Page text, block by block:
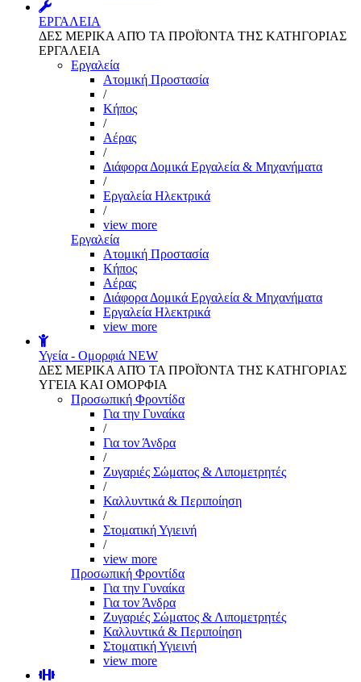
ΕΡΓΑΛΕΙΑ
ΔΕΣ ΜΕΡΙΚΑ ΑΠΌ ΤΑ ΠΡΟΪΌΝΤΑ ΤΗΣ ΚΑΤΗΓΟΡΙΑΣ
ΕΡΓΑΛΕΙΑ
Εργαλεία
Aτομική Προστασία
/
Kήπος
/
Αέρας
/
Διάφορα Δομικά Εργαλεία & Μηχανήματα
/
Εργαλεία Ηλεκτρικά
/
view more
Εργαλεία
Aτομική Προστασία
Kήπος
Αέρας
Διάφορα Δομικά Εργαλεία & Μηχανήματα
Εργαλεία Ηλεκτρικά
view more
Υγεία - Ομορφιά NEW
ΔΕΣ ΜΕΡΙΚΑ ΑΠΌ ΤΑ ΠΡΟΪΌΝΤΑ ΤΗΣ ΚΑΤΗΓΟΡΙΑΣ
ΥΓΕΙΑ ΚΑΙ ΟΜΟΡΦΙΑ
Προσωπική Φροντίδα
Για την Γυναίκα
/
Για τον Άνδρα
/
Ζυγαριές Σώματος & Λιπομετρητές
/
Καλλυντικά & Περιποίηση
/
Στοματική Υγιεινή
/
view more
Προσωπική Φροντίδα
Για την Γυναίκα
Για τον Άνδρα
Ζυγαριές Σώματος & Λιπομετρητές
Καλλυντικά & Περιποίηση
Στοματική Υγιεινή
view more